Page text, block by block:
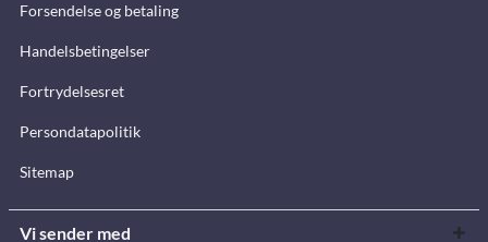
Forsendelse og betaling
Handelsbetingelser
Fortrydelsesret
Persondatapolitik
Sitemap
Vi sender med